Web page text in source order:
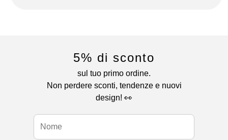
5% di sconto
sul tuo primo ordine.
Non perdere sconti, tendenze e nuovi
design! 👀